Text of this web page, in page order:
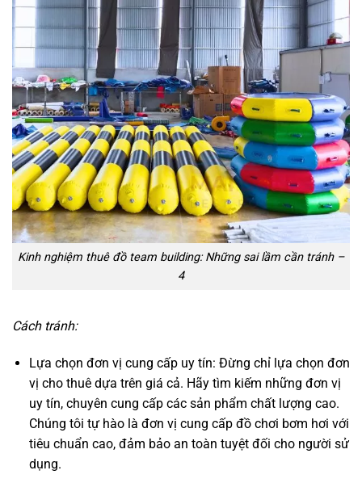
Kinh nghiệm thuê đồ team building: Những sai lầm cần tránh –
4
Cách tránh:
Lựa chọn đơn vị cung cấp uy tín: Đừng chỉ lựa chọn đơn
vị cho thuê dựa trên giá cả. Hãy tìm kiếm những đơn vị
uy tín, chuyên cung cấp các sản phẩm chất lượng cao.
Chúng tôi tự hào là đơn vị cung cấp đồ chơi bơm hơi với
tiêu chuẩn cao, đảm bảo an toàn tuyệt đối cho người sử
dụng.